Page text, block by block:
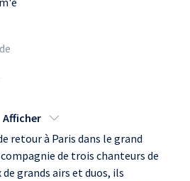
Afficher
retour à Paris dans le grand
de trois chanteurs de
grands airs et duos, ils